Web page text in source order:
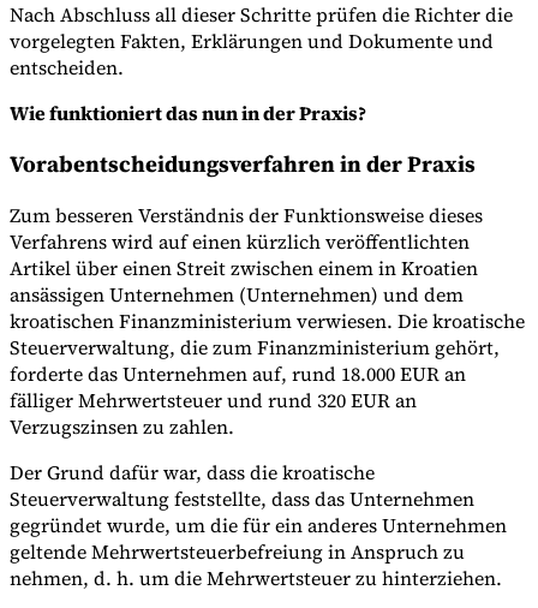
Nach Abschluss all dieser Schritte prüfen die Richter die
vorgelegten Fakten, Erklärungen und Dokumente und
entscheiden.
Wie funktioniert das nun in der Praxis?
Vorabentscheidungsverfahren in der Praxis
Zum besseren Verständnis der Funktionsweise dieses
Verfahrens wird auf einen kürzlich veröffentlichten
Artikel über einen Streit zwischen einem in Kroatien
ansässigen Unternehmen (Unternehmen) und dem
kroatischen Finanzministerium verwiesen. Die kroatische
Steuerverwaltung, die zum Finanzministerium gehört,
forderte das Unternehmen auf, rund 18.000 EUR an
fälliger Mehrwertsteuer und rund 320 EUR an
Verzugszinsen zu zahlen.
Der Grund dafür war, dass die kroatische
Steuerverwaltung feststellte, dass das Unternehmen
gegründet wurde, um die für ein anderes Unternehmen
geltende Mehrwertsteuerbefreiung in Anspruch zu
nehmen, d. h. um die Mehrwertsteuer zu hinterziehen.